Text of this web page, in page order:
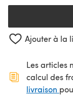
Ajouter à la
Les articles
calcul des
livraison